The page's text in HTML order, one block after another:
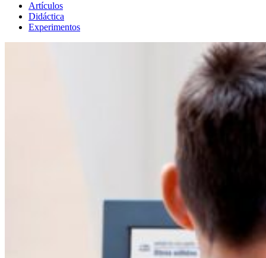
Artículos
Didáctica
Experimentos